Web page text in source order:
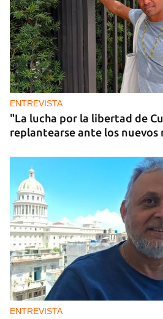
ENTREVISTA
"La lucha por la libertad de
replantearse ante los nuevos
ENTREVISTA